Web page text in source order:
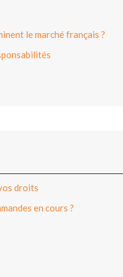
le marché français ?
droits
en cours ?